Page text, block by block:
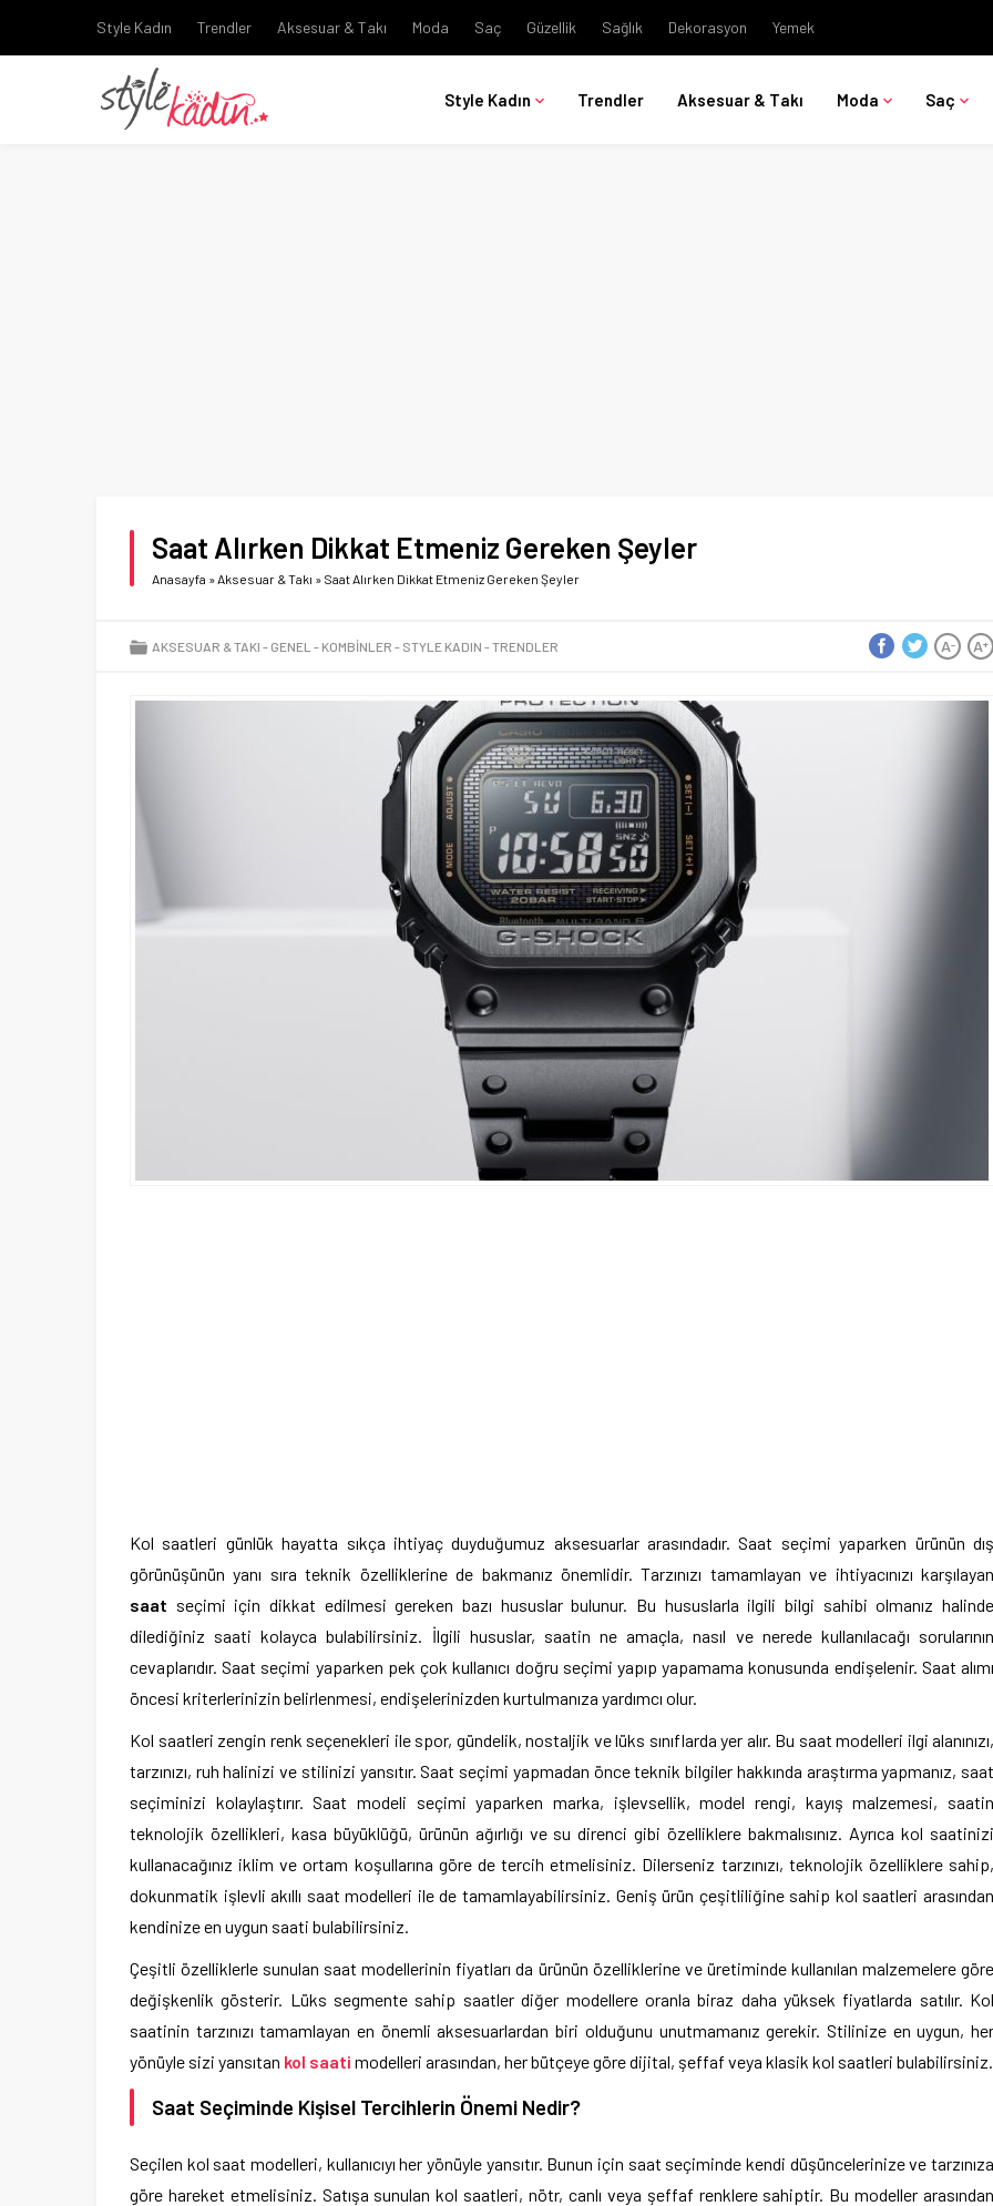
Style Kadın Trendler Aksesuar & Takı Moda Saç Güzellik Sağlık Dekorasyon Yemek
Style Kadın Trendler Aksesuar & Takı Moda Saç
Saat Alırken Dikkat Etmeniz Gereken Şeyler
Anasayfa »Aksesuar & Takı » Saat Alırken Dikkat Etmeniz Gereken Şeyler
AKSESUAR & TAKI GENEL KOMBINLER STYLE KADIN TRENDLER A+
A-
Kol saatleri günlük hayatta sıkça ihtiyaç duyduğumuz aksesuarlar arasındadır. Saat seçimi yaparken ürünün dış
görünüşünün yanı sıra teknik özelliklerine de bakmanız önemlidir. Tarzınızı tamamlayan ve ihtiyacınızı karşılayan
saat seçimi için dikkat edilmesi gereken bazı hususlar bulunur. Bu hususlarla ilgili bilgi sahibi olmanız halinde
dilediğiniz saati kolayca bulabilirsiniz. İlgili hususlar, saatin ne amaçla, nasıl ve nerede kullanılacağı sorularının
cevaplarıdır. Saat seçimi yaparken pek çok kullanıcı doğru seçimi yapıp yapamama konusunda endişelenir. Saat alımı
öncesi kriterlerinizin belirlenmesi, endişelerinizden kurtulmanıza yardımcı olur.
Kol saatleri zengin renk seçenekleri ile spor, gündelik, nostaljik ve lüks sınıflarda yer alır. Bu saat modelleri ilgi alanınızı,
tarzınızı, ruh halinizi ve stilinizi yansıtır. Saat seçimi yapmadan önce teknik bilgiler hakkında araştırma yapmanız, saat
seçiminizi kolaylaştırır. Saat modeli seçimi yaparken marka, işlevsellik, model rengi, kayış malzemesi, saatin
teknolojik özellikleri, kasa büyüklüğü, ürünün ağırlığı ve su direnci gibi özelliklere bakmalısınız. Ayrıca kol saatinizi
kullanacağınız iklim ve ortam koşullarına göre de tercih etmelisiniz. Dilerseniz tarzınızı, teknolojik özelliklere sahip,
dokunmatik işlevli akıllı saat modelleri ile de tamamlayabilirsiniz. Geniş ürün çeşitliliğine sahip kol saatleri arasından
kendinize en uygun saati bulabilirsiniz.
Çeşitli özelliklerle sunulan saat modellerinin fiyatları da ürünün özelliklerine ve üretiminde kullanılan malzemelere göre
değişkenlik gösterir. Lüks segmente sahip saatler diğer modellere oranla biraz daha yüksek fiyatlarda satılır. Kol
saatinin tarzınızı tamamlayan en önemli aksesuarlardan biri olduğunu unutmamanız gerekir. Stilinize en uygun, her
yönüyle sizi yansıtan kol saati modelleri arasından, her bütçeye göre dijital, şeffaf veya klasik kol saatleri bulabilirsiniz.
Saat Seçiminde Kişisel Tercihlerin Önemi Nedir?
Seçilen kol saat modelleri, kullanıcıyı her yönüyle yansıtır. Bunun için saat seçiminde kendi düşüncelerinize ve tarzınıza
göre hareket etmelisiniz. Satışa sunulan kol saatleri, nötr, canlı veya şeffaf renklere sahiptir. Bu modeller arasından